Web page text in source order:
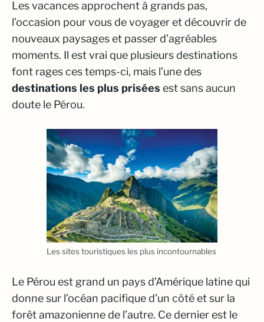
Les vacances approchent à grands pas,
l’occasion pour vous de voyager et découvrir de
nouveaux paysages et passer d’agréables
moments. Il est vrai que plusieurs destinations
font rages ces temps-ci, mais l’une des
destinations les plus prisées est sans aucun
doute le Pérou.
Les sites touristiques les plus incontournables
Le Pérou est grand un pays d’Amérique latine qui
donne sur l’océan pacifique d’un côté et sur la
forêt amazonienne de l’autre. Ce dernier est le